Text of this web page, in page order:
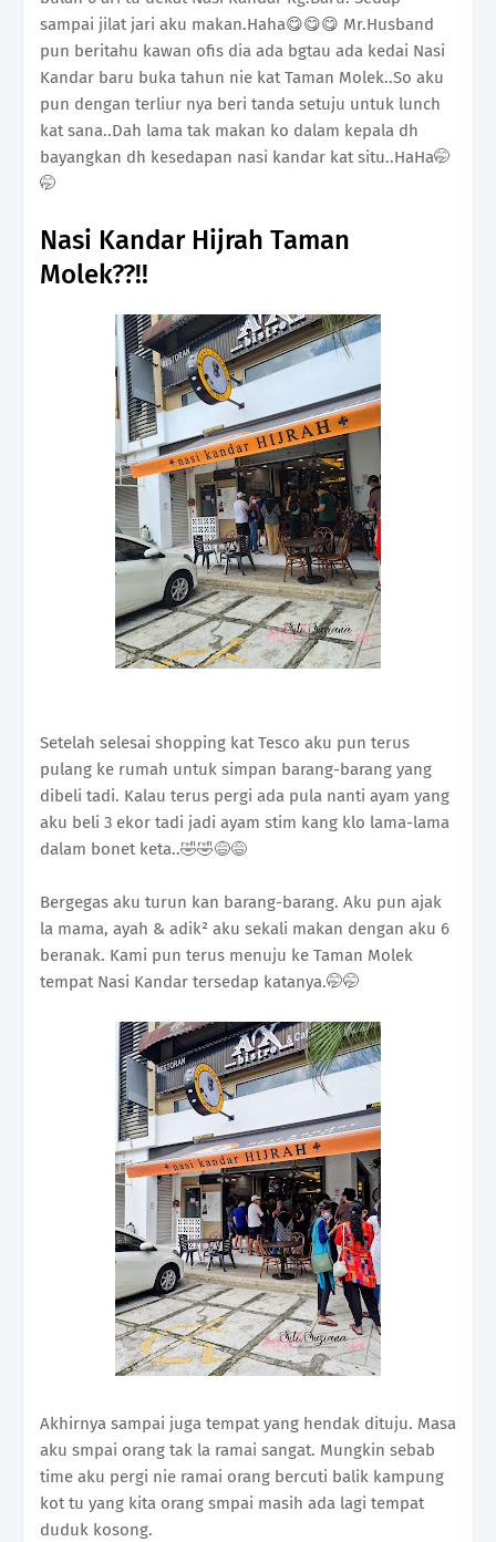
sampai jilat jari aku makan.Haha😋😋😋 Mr.Husband
pun beritahu kawan ofis dia ada bgtau ada kedai Nasi
Kandar baru buka tahun nie kat Taman Molek..So aku
pun dengan terliur nya beri tanda setuju untuk lunch
kat sana..Dah lama tak makan ko dalam kepala dh
bayangkan dh kesedapan nasi kandar kat situ..HaHa🤭
🤭
Nasi Kandar Hijrah Taman
Molek??!!
Setelah selesai shopping kat Tesco aku pun terus
pulang ke rumah untuk simpan barang-barang yang
dibeli tadi. Kalau terus pergi ada pula nanti ayam yang
aku beli 3 ekor tadi jadi ayam stim kang klo lama-lama
dalam bonet keta..🤣🤣😅😅
Bergegas aku turun kan barang-barang. Aku pun ajak
la mama, ayah & adik² aku sekali makan dengan aku 6
beranak. Kami pun terus menuju ke Taman Molek
tempat Nasi Kandar tersedap katanya.🤭🤭
Akhirnya sampai juga tempat yang hendak dituju. Masa
aku smpai orang tak la ramai sangat. Mungkin sebab
time aku pergi nie ramai orang bercuti balik kampung
kot tu yang kita orang smpai masih ada lagi tempat
duduk kosong.